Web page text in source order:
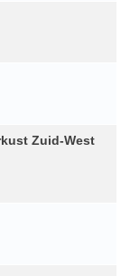
Zuid-West